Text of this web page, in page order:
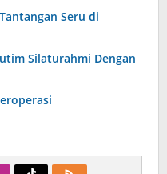
Seru di
Silaturahmi Dengan